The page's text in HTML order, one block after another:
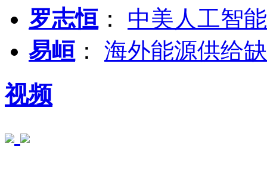
罗志恒 ： 中美人工智
易峘 ： 海外能源供给
视频